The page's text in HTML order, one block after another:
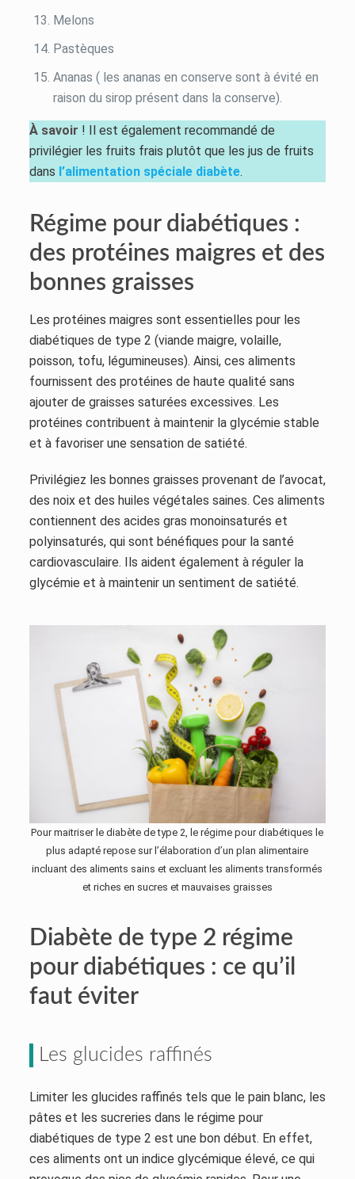
Melons
Pastèques
Ananas ( les ananas en conserve sont à évité en
raison du sirop présent dans la conserve).
À savoir ! Il est également recommandé de
privilégier les fruits frais plutôt que les jus de fruits
dans l’alimentation spéciale diabète.
Régime pour diabétiques :
des protéines maigres et des
bonnes graisses
Les protéines maigres sont essentielles pour les
diabétiques de type 2 (viande maigre, volaille,
poisson, tofu, légumineuses). Ainsi, ces aliments
fournissent des protéines de haute qualité sans
ajouter de graisses saturées excessives. Les
protéines contribuent à maintenir la glycémie stable
et à favoriser une sensation de satiété.
Privilégiez les bonnes graisses provenant de l’avocat,
des noix et des huiles végétales saines. Ces aliments
contiennent des acides gras monoinsaturés et
polyinsaturés, qui sont bénéfiques pour la santé
cardiovasculaire. Ils aident également à réguler la
glycémie et à maintenir un sentiment de satiété.
Pour maitriser le diabète de type 2, le régime pour diabétiques le
plus adapté repose sur l’élaboration d’un plan alimentaire
incluant des aliments sains et excluant les aliments transformés
et riches en sucres et mauvaises graisses
Diabète de type 2 régime
pour diabétiques : ce qu’il
faut éviter
Les glucides raffinés
Limiter les glucides raffinés tels que le pain blanc, les
pâtes et les sucreries dans le régime pour
diabétiques de type 2 est une bon début. En effet,
ces aliments ont un indice glycémique élevé, ce qui